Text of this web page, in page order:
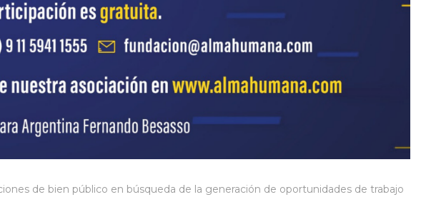
de bien público en búsqueda de la generación de oportunidades de trabajo